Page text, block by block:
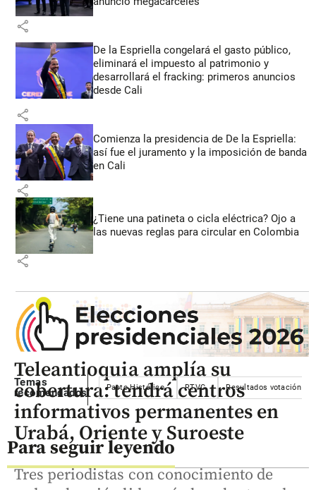
share
De la Espriella congelará el gasto público,
eliminará el impuesto al patrimonio y
desarrollará el fracking: primeros anuncios
desde Cali
share
Comienza la presidencia de De la Espriella:
así fue el juramento y la imposición de banda
en Cali
share
¿Tiene una patineta o cicla eléctrica? Ojo a
las nuevas reglas para circular en Colombia
share
Temas
recomendados
Pacto Histórico RTVC Resultados votación
Para seguir leyendo
Teleantioquia amplía su
cobertura: tendrá centros
informativos permanentes en
Urabá, Oriente y Suroeste
Tres periodistas con conocimiento de